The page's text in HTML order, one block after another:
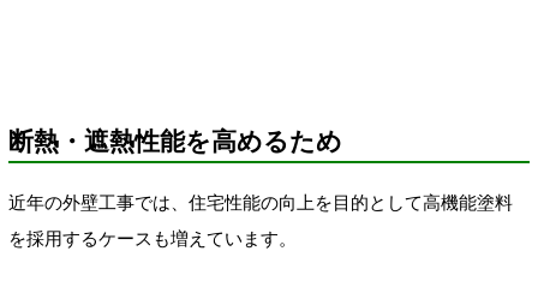
断熱・遮熱性能を高めるため
近年の外壁工事では、住宅性能の向上を目的として高機能塗料
を採用するケースも増えています。